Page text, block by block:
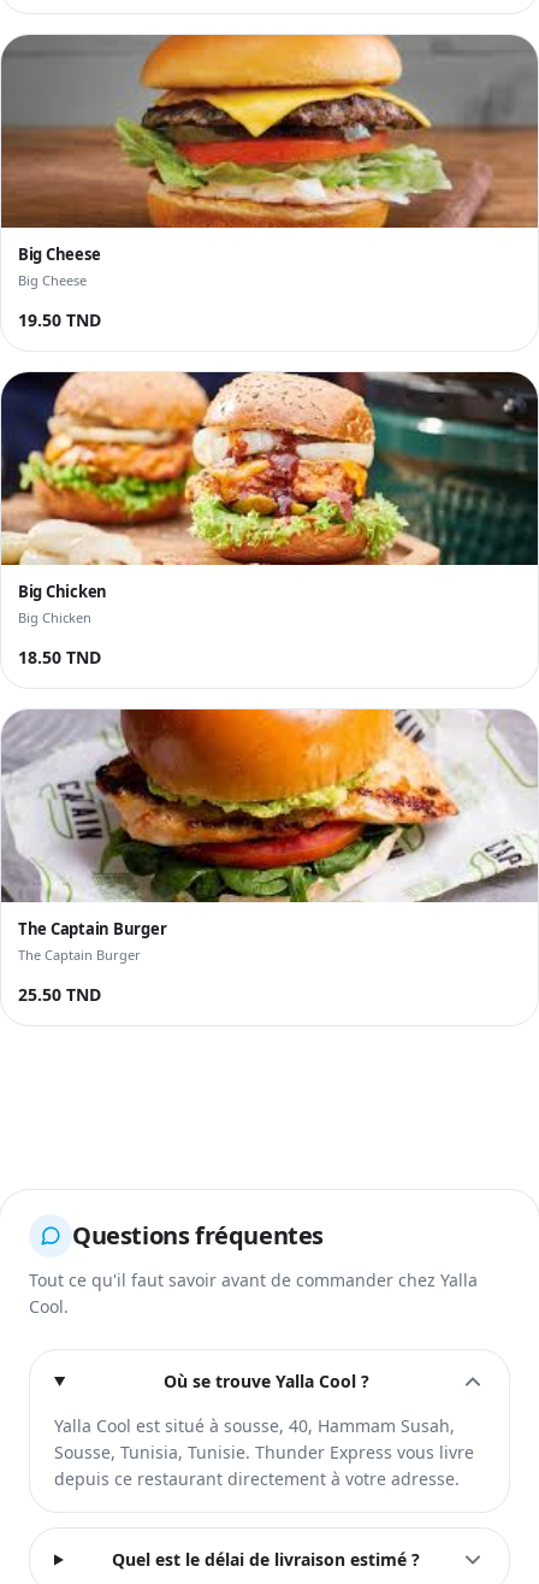
Big Cheese
Big Cheese
19.50 TND
Big Chicken
Big Chicken
18.50 TND
The Captain Burger
The Captain Burger
25.50 TND
Questions fréquentes
Tout ce qu'il faut savoir avant de commander chez Yalla
Cool.
Où se trouve Yalla Cool ?
Yalla Cool est situé à sousse, 40, Hammam Susah,
Sousse, Tunisia, Tunisie. Thunder Express vous livre
depuis ce restaurant directement à votre adresse.
Quel est le délai de livraison estimé ?